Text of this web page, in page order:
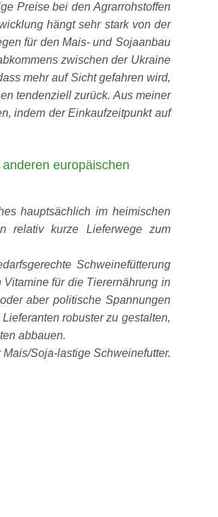
Preise bei den Agrarrohstoffen
hängt sehr stark von der
für den Mais- und Sojaanbau
zwischen der Ukraine
mehr auf Sicht gefahren wird,
tendenziell zurück. Aus meiner
indem der Einkaufzeitpunkt auf
europäischen
hauptsächlich im heimischen
relativ kurze Lieferwege zum
Schweinefütterung
für die Tierernährung in
aber politische Spannungen
robuster zu gestalten,
abbauen.
Soja-lastige Schweinefutter.